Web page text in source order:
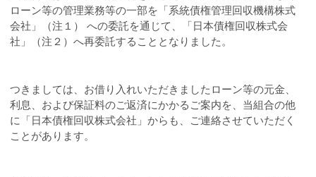
ローン等の管理業務等の一部を「系統債権管理回収機構株式
会社」（注１） への委託を通じて、「日本債権回収株式会
社」（注２）へ再委託することとなりました。
つきましては、お借り入れいただきましたローン等の元金、
利息、および保証料のご返済にかかるご案内を、当組合の他
に「日本債権回収株式会社」からも、ご連絡させていただく
ことがあります。